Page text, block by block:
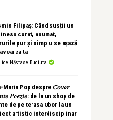
Filipaș: Când susții un
curat, asumat,
pur și simplu se așază
ta
Năstase Buciuta
Maria Pop despre 𝐶𝑜𝑣𝑜𝑟
𝑃𝑜𝑒𝑧𝑖𝑒: de la un shop de
de pe terasa Obor la un
artistic interdisciplinar